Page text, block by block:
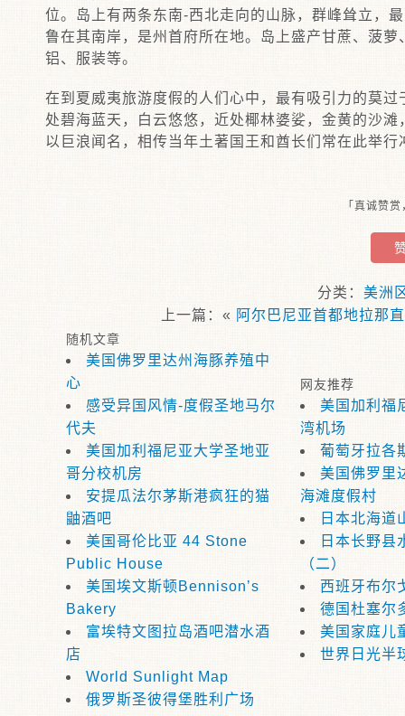
位。岛上有两条东南-西北走向的山脉，群峰耸立，
鲁在其南岸，是州首府所在地。岛上盛产甘蔗、菠
铝、服装等。
在到夏威夷旅游度假的人们心中，最有吸引力的莫
处碧海蓝天，白云悠悠，近处椰林婆娑，金黄的沙
以巨浪闻名，相传当年土著国王和酋长们常在此举
「真诚赞
分类： 美洲
上一篇：« 阿尔巴尼亚首都地拉那
随机文章
美国佛罗里达州海豚养殖中
心
感受异国风情-度假圣地马尔
代夫
美国加利福尼亚大学圣地亚
哥分校机房
安提瓜法尔茅斯港疯狂的猫
鼬酒吧
美国哥伦比亚 44 Stone
Public House
美国埃文斯顿Bennison’s
Bakery
富埃特文图拉岛酒吧潜水酒
店
World Sunlight Map
俄罗斯圣彼得堡胜利广场
网友推荐
美国加利福
湾机场
葡萄牙拉各
美国佛罗里
海滩度假村
日本北海道
日本长野县
（二）
西班牙布尔
德国杜塞尔
美国家庭儿
世界日光半